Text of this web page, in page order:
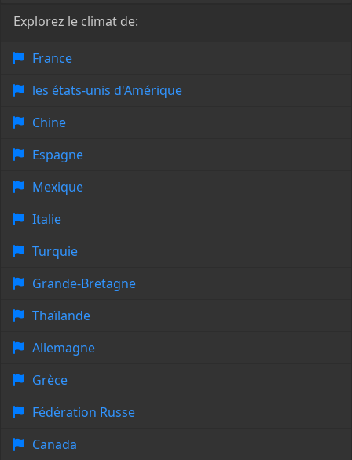
Explorez le climat de:
France
les états-unis d'Amérique
Chine
Espagne
Mexique
Italie
Turquie
Grande-Bretagne
Thaïlande
Allemagne
Grèce
Fédération Russe
Canada